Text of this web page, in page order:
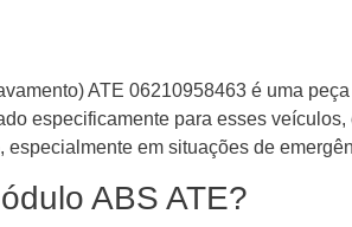
ATE 06210958463 é uma
especificamente para esses
em situações de
ABS ATE?